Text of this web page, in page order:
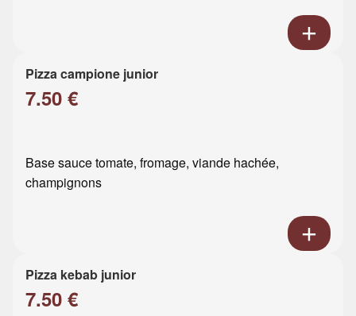
Pizza campione junior
7.50 €
Base sauce tomate, fromage, viande hachée,
champignons
Pizza kebab junior
7.50 €